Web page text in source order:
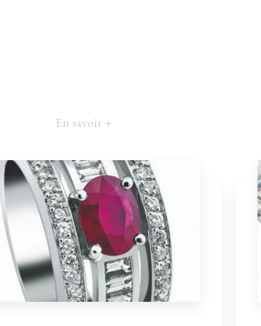
En savoir +